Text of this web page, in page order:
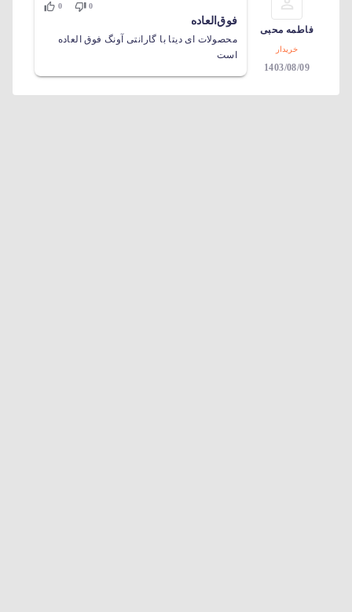
فاطمه محبی
خریدار
1403/08/09
0
0
فوق‌العاده
محصولات ای دیتا با گارانتی آونگ فوق العاده
است